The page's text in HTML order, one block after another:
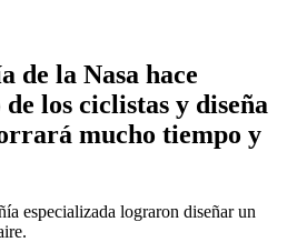
de la Nasa hace
los ciclistas y diseña
mucho tiempo y
especializada lograron diseñar un